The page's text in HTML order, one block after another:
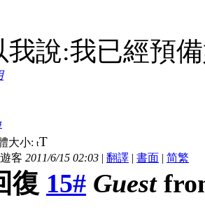
我說:我已經預
大小: tT
遊客 2011/6/15 02:03 | 翻譯 | 書面 | 简繁
復 15# Guest